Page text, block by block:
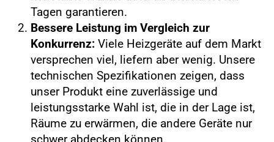
Tagen garantieren.
Bessere Leistung im Vergleich zur
Konkurrenz: Viele Heizgeräte auf dem Markt
versprechen viel, liefern aber wenig. Unsere
technischen Spezifikationen zeigen, dass
unser Produkt eine zuverlässige und
leistungsstarke Wahl ist, die in der Lage ist,
Räume zu erwärmen, die andere Geräte nur
schwer abdecken können.